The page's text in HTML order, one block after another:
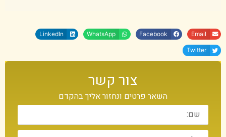
Email
Facebook
WhatsApp
LinkedIn
Twitter
צור קשר
השאר פרטים ונחזור אליך בהקדם